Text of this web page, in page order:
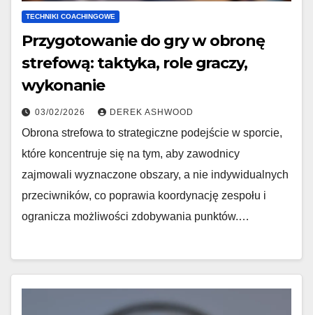
TECHNIKI COACHINGOWE
Przygotowanie do gry w obronę
strefową: taktyka, role graczy,
wykonanie
03/02/2026 DEREK ASHWOOD
Obrona strefowa to strategiczne podejście w sporcie,
które koncentruje się na tym, aby zawodnicy
zajmowali wyznaczone obszary, a nie indywidualnych
przeciwników, co poprawia koordynację zespołu i
ogranicza możliwości zdobywania punktów.…